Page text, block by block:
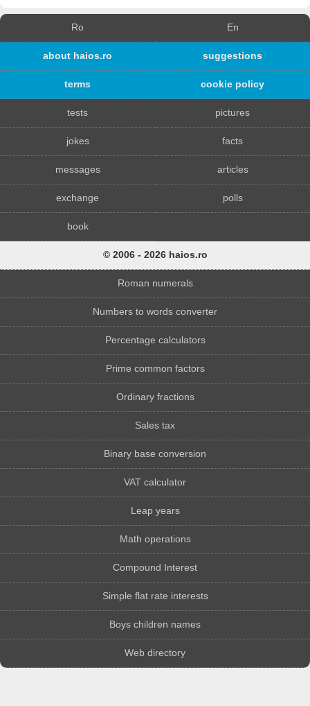
Ro En
about haios.ro suggestions
terms cookie policy
tests pictures
jokes facts
messages articles
exchange polls
book
© 2006 - 2026 haios.ro
Roman numerals
Numbers to words converter
Percentage calculators
Prime common factors
Ordinary fractions
Sales tax
Binary base conversion
VAT calculator
Leap years
Math operations
Compound Interest
Simple flat rate interests
Boys children names
Web directory